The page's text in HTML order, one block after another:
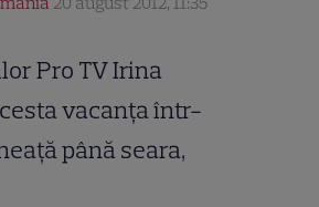
Pro TV Irina
vacanţa într-
până seara,